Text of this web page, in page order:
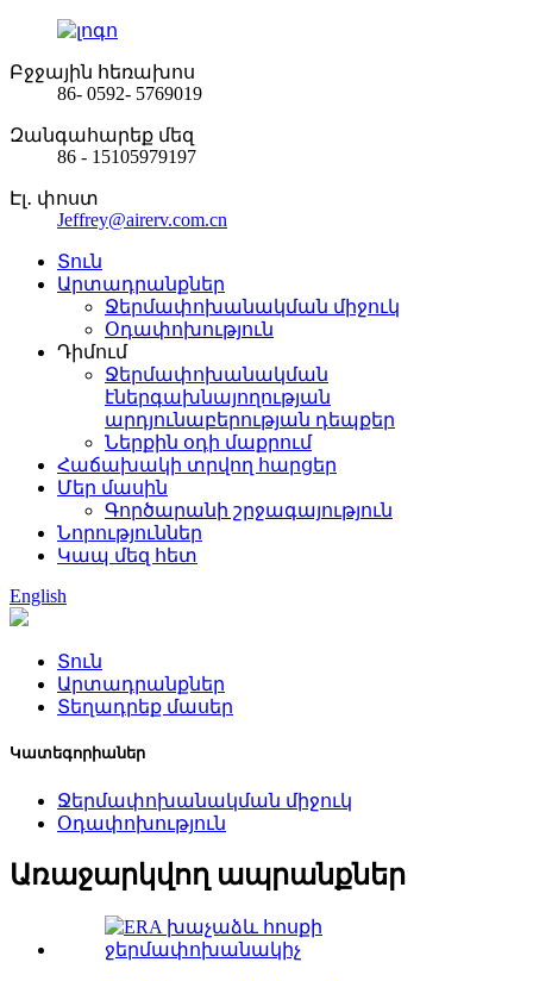
Բջջային հեռախոս
86- 0592- 5769019
Զանգահարեք մեզ
86 - 15105979197
Էլ․ փոստ
Jeffrey@airerv.com.cn
Տուն
Արտադրանքներ
Ջերմափոխանակման միջուկ
Օդափոխություն
Դիմում
Ջերմափոխանակման
էներգախնայողության
արդյունաբերության դեպքեր
Ներքին օդի մաքրում
Հաճախակի տրվող հարցեր
Մեր մասին
Գործարանի շրջագայություն
Նորություններ
Կապ մեզ հետ
English
Տուն
Արտադրանքներ
Տեղադրեք մասեր
Կատեգորիաներ
Ջերմափոխանակման միջուկ
Օդափոխություն
Առաջարկվող ապրանքներ